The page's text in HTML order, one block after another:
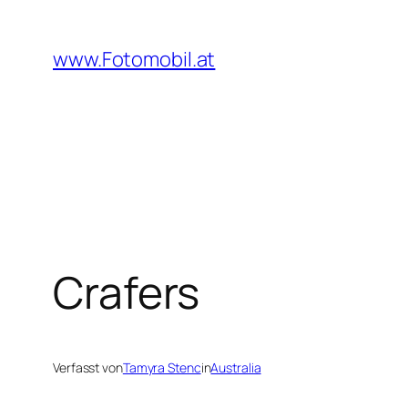
springen
www.Fotomobil.at
Crafers
Verfasst vonTamyra StencinAustralia